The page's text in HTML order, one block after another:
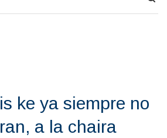
ke ya siempre no
a la chaira